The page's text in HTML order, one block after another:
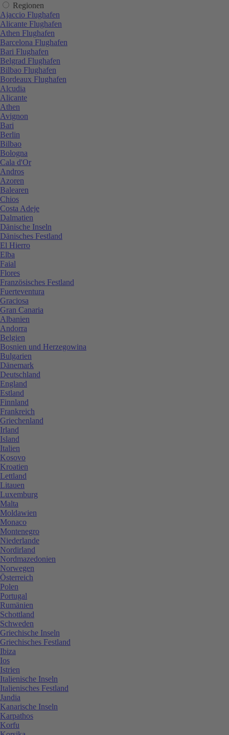
Regionen
Ajaccio Flughafen
Alicante Flughafen
Athen Flughafen
Barcelona Flughafen
Bari Flughafen
Belgrad Flughafen
Bilbao Flughafen
Bordeaux Flughafen
Alcudia
Alicante
Athen
Avignon
Bari
Berlin
Bilbao
Bologna
Cala d'Or
Andros
Azoren
Balearen
Chios
Costa Adeje
Dalmatien
Dänische Inseln
Dänisches Festland
El Hierro
Elba
Faial
Flores
Französisches Festland
Fuerteventura
Graciosa
Gran Canaria
Albanien
Andorra
Belgien
Bosnien und Herzegowina
Bulgarien
Dänemark
Deutschland
England
Estland
Finnland
Frankreich
Griechenland
Irland
Island
Italien
Kosovo
Kroatien
Lettland
Litauen
Luxemburg
Malta
Moldawien
Monaco
Montenegro
Niederlande
Nordirland
Nordmazedonien
Norwegen
Österreich
Polen
Portugal
Rumänien
Schottland
Schweden
Griechische Inseln
Griechisches Festland
Ibiza
Ios
Istrien
Italienische Inseln
Italienisches Festland
Jandia
Kanarische Inseln
Karpathos
Korfu